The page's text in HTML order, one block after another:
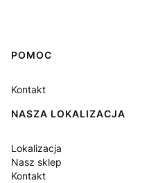
Linki w stopce
POMOC
Kontakt
NASZA LOKALIZACJA
Lokalizacja
Nasz sklep
Kontakt